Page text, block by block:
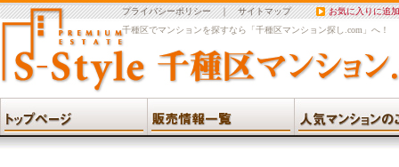
プライバシーポリシー｜サイトマップ
お気に入りに追加
千種区でマンションを探すなら「千種区マンション探し.com」へ！